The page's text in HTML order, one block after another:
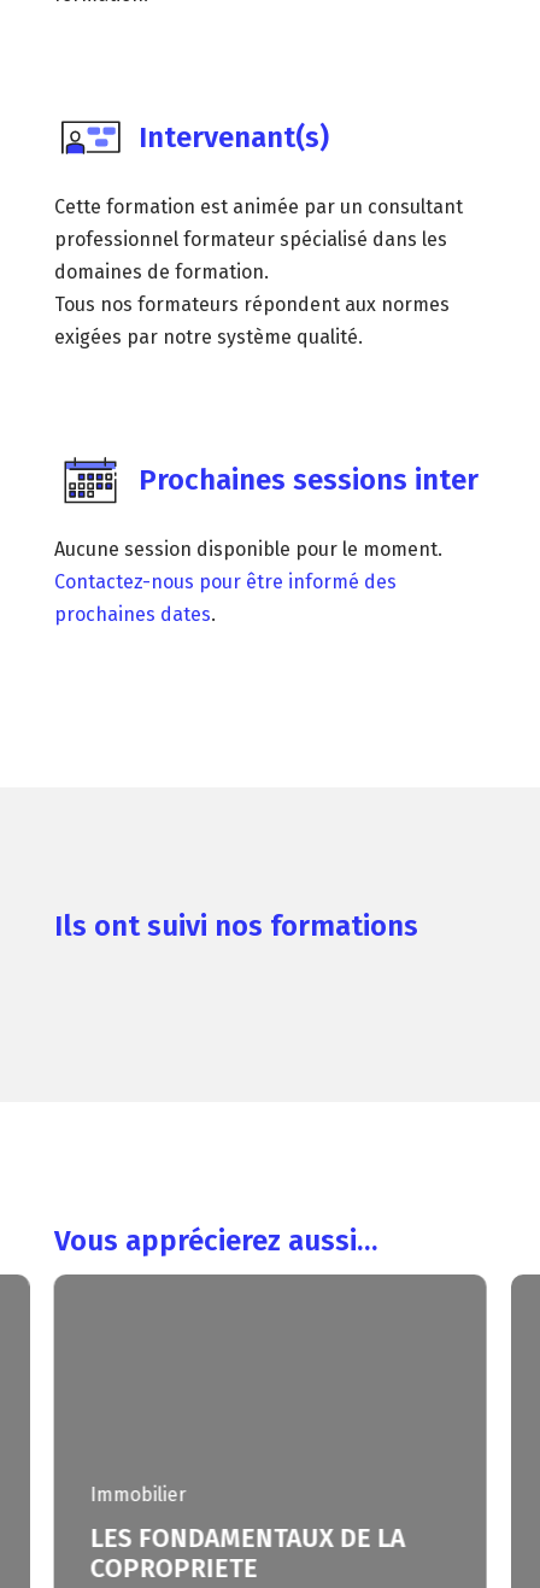
Intervenant(s)
Cette formation est animée par un consultant
professionnel formateur spécialisé dans les
domaines de formation.
Tous nos formateurs répondent aux normes
exigées par notre système qualité.
Prochaines sessions inter
Aucune session disponible pour le moment.
Contactez-nous pour être informé des
prochaines dates.
Ils ont suivi nos formations
Vous apprécierez aussi…
Immobilier
LES FONDAMENTAUX DE LA
COPROPRIETE